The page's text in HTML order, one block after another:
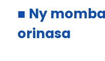
■ Ny
orinasa